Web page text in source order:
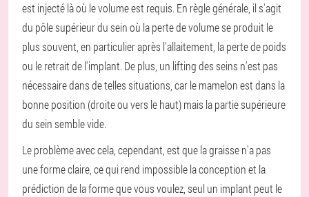
est injecté là où le volume est requis. En règle générale, il s'agit
du pôle supérieur du sein où la perte de volume se produit le
plus souvent, en particulier après l'allaitement, la perte de poids
ou le retrait de l'implant. De plus, un lifting des seins n'est pas
nécessaire dans de telles situations, car le mamelon est dans la
bonne position (droite ou vers le haut) mais la partie supérieure
du sein semble vide.
Le problème avec cela, cependant, est que la graisse n'a pas
une forme claire, ce qui rend impossible la conception et la
prédiction de la forme que vous voulez, seul un implant peut le